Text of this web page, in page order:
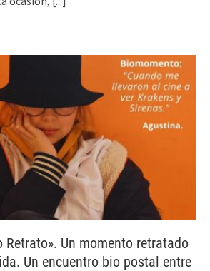
Retrato». Un momento retratado
Un encuentro bio postal entre